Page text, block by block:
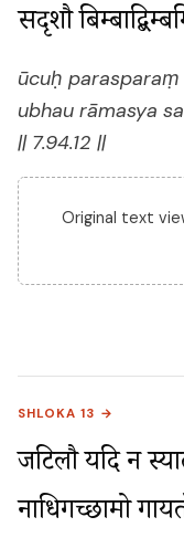
सदृशौ
ūcuḥ
ubhau rāmasya
|| 7.94.12 ||
Original text
SHLOKA 13 →
जटिलौ यदि न
नाधिगच्छामो